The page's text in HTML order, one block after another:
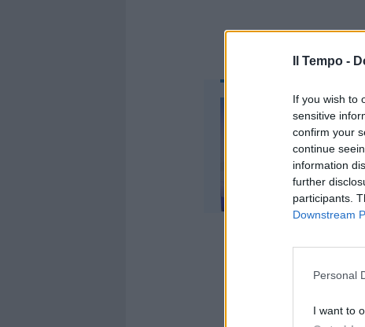
Il Tempo -
If you wish to
sensitive
confirm your
continue
information
further
participants.
Downstream
Personal
I want to
fare i conti